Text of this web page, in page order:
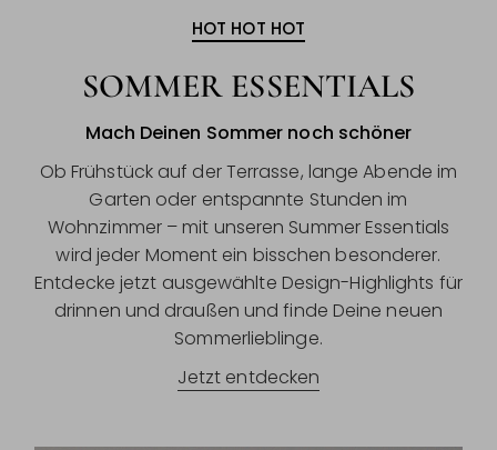
HOT HOT HOT
SOMMER ESSENTIALS
Mach Deinen Sommer noch schöner
Ob Frühstück auf der Terrasse, lange Abende im
Garten oder entspannte Stunden im
Wohnzimmer – mit unseren Summer Essentials
wird jeder Moment ein bisschen besonderer.
Entdecke jetzt ausgewählte Design-Highlights für
drinnen und draußen und finde Deine neuen
Sommerlieblinge.
Jetzt entdecken